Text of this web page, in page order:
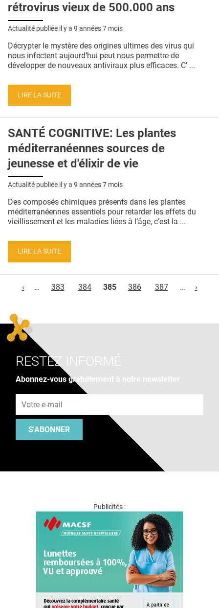
rétrovirus vieux de 500.000 ans
Actualité publiée il y a 9 années 7 mois
Décrypter le mystère des origines ultimes des virus qui
nous infectent aujourd’hui peut nous permettre de
développer de nouveaux antiviraux plus efficaces. C’ ...
LIRE LA SUITE
SANTÉ COGNITIVE: Les plantes
méditerranéennes sources de
jeunesse et d'élixir de vie
Actualité publiée il y a 9 années 7 mois
Des composés chimiques présents dans les plantes
méditerranéennes essentiels pour retarder les effets du
vieillissement et les maladies liées à l’âge, c’est la ...
LIRE LA SUITE
‹
… 383 384 385 386 387 … ›
RESTEZ INFORMÉ
Abonnez-vous gratuitement à notre newsletter
S'ABONNER
Publicités :